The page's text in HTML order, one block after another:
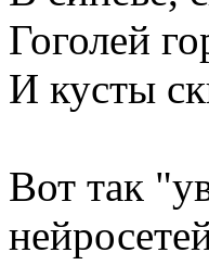
Гоголей
И кусты
Вот так